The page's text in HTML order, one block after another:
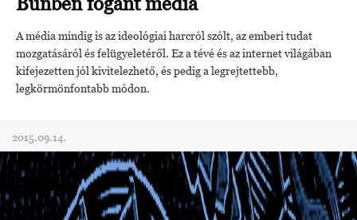
A média mindig is az ideológiai harcról szólt, az emberi tudat
mozgatásáról és felügyeletéről. Ez a tévé és az internet világában
kifejezetten jól kivitelezhető, és pedig a legrejtettebb,
legkörmönfontabb módon.
2015.09.14.